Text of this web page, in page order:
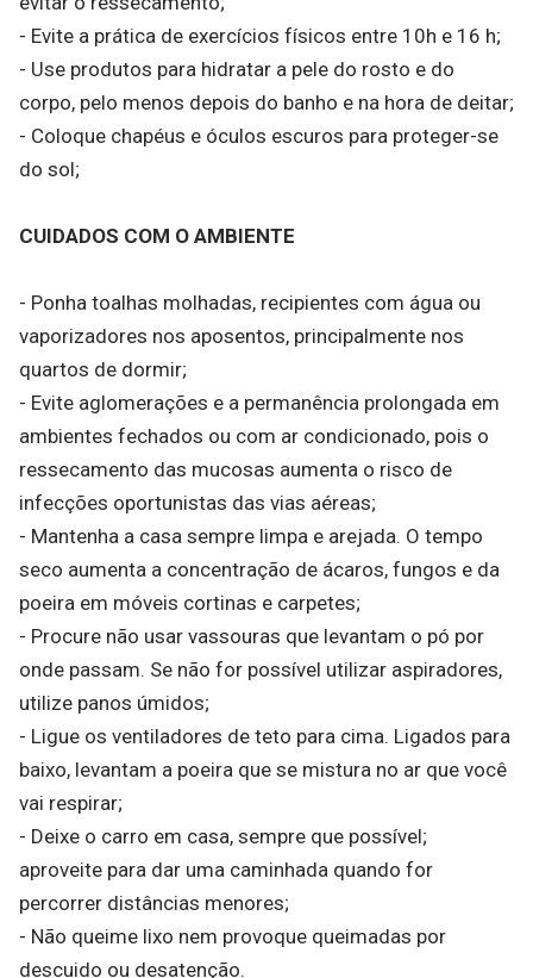
- Evite a prática de exercícios físicos entre 10h e 16 h;
- Use produtos para hidratar a pele do rosto e do
corpo, pelo menos depois do banho e na hora de deitar;
- Coloque chapéus e óculos escuros para proteger-se
do sol;
CUIDADOS COM O AMBIENTE
- Ponha toalhas molhadas, recipientes com água ou
vaporizadores nos aposentos, principalmente nos
quartos de dormir;
- Evite aglomerações e a permanência prolongada em
ambientes fechados ou com ar condicionado, pois o
ressecamento das mucosas aumenta o risco de
infecções oportunistas das vias aéreas;
- Mantenha a casa sempre limpa e arejada. O tempo
seco aumenta a concentração de ácaros, fungos e da
poeira em móveis cortinas e carpetes;
- Procure não usar vassouras que levantam o pó por
onde passam. Se não for possível utilizar aspiradores,
utilize panos úmidos;
- Ligue os ventiladores de teto para cima. Ligados para
baixo, levantam a poeira que se mistura no ar que você
vai respirar;
- Deixe o carro em casa, sempre que possível;
aproveite para dar uma caminhada quando for
percorrer distâncias menores;
- Não queime lixo nem provoque queimadas por
descuido ou desatenção.